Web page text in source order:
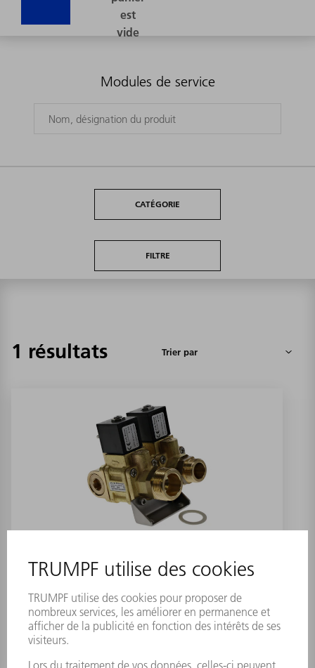
Modules de service
CATÉGORIE
FILTRE
1 résultats
Electrovanne
Numéro de référence:0791501